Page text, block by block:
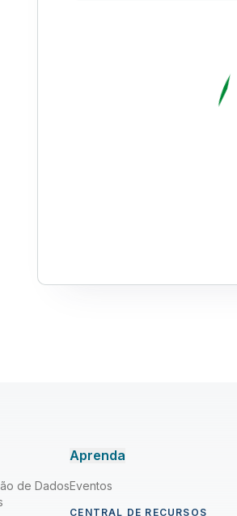
de Dados
Aprenda
Eventos
CENTRAL DE RECURSOS